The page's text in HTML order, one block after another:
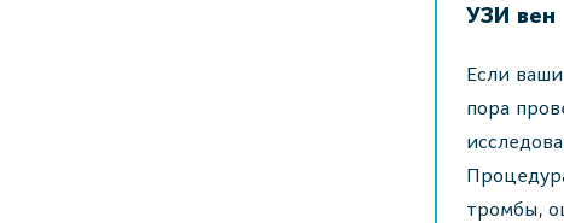
УЗИ вен
Если
пора
тромбы,